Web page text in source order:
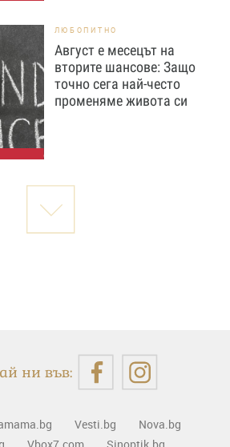
ЛЮБОПИТНО
Август е месецът на
вторите шансове: Защо
точно сега най-често
променяме живота си
ни във:
Vesti.bg
Nova.bg